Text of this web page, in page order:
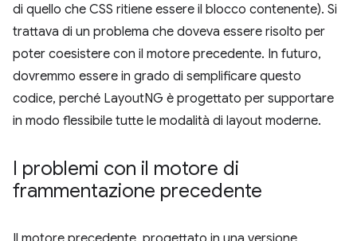
di quello che CSS ritiene essere il blocco contenente). Si
trattava di un problema che doveva essere risolto per
poter coesistere con il motore precedente. In futuro,
dovremmo essere in grado di semplificare questo
codice, perché LayoutNG è progettato per supportare
in modo flessibile tutte le modalità di layout moderne.
I problemi con il motore di
frammentazione precedente